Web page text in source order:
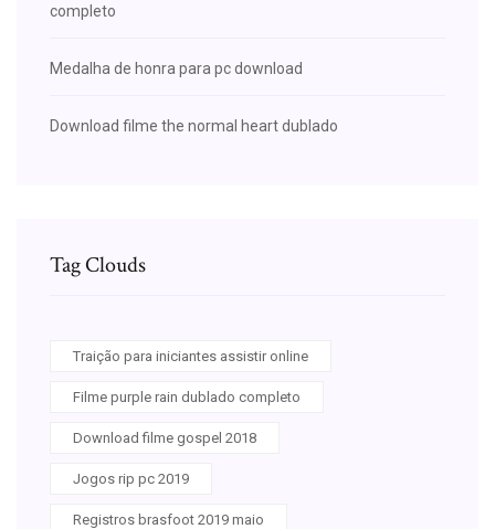
completo
Medalha de honra para pc download
Download filme the normal heart dublado
Tag Clouds
Traição para iniciantes assistir online
Filme purple rain dublado completo
Download filme gospel 2018
Jogos rip pc 2019
Registros brasfoot 2019 maio